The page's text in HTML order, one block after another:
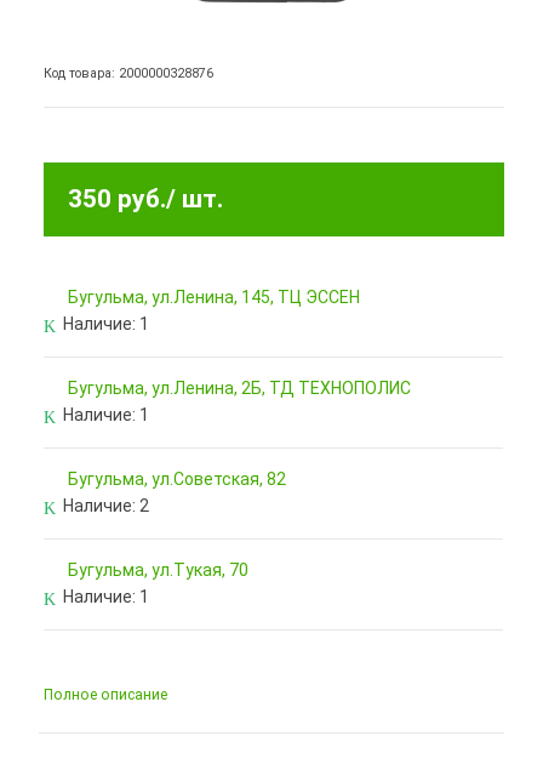
Код товара: 2000000328876
350 руб./ шт.
Бугульма, ул.Ленина, 145, ТЦ ЭССЕН
Наличие: 1
Бугульма, ул.Ленина, 2Б, ТД ТЕХНОПОЛИС
Наличие: 1
Бугульма, ул.Советская, 82
Наличие: 2
Бугульма, ул.Тукая, 70
Наличие: 1
Полное описание